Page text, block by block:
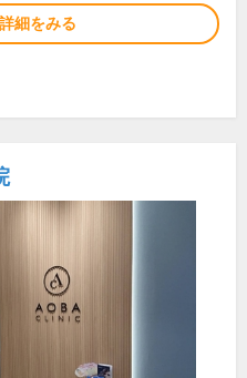
細をみる